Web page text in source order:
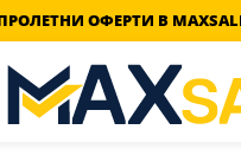
ОФЕРТИ В